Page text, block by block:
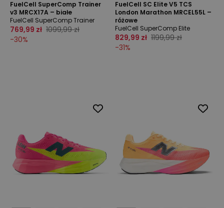
FuelCell SuperComp Trainer
v3 MRCX17A – białe
FuelCell SuperComp Trainer
769,99 zł 1099,99 zł
-30%
FuelCell SC Elite V5 TCS
London Marathon MRCEL55L –
różowe
FuelCell SuperComp Elite
829,99 zł 1199,99 zł
-31%